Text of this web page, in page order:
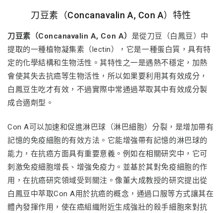
刀豆素（Concanavalin A, Con A）特性
刀豆素（Concanavalin A, Con A） 是從刀豆（白鳳豆）中
提取的一種植物凝集素（lectin），它是一種蛋白質，具有特
定的化學結構和生物活性。其特性之一是遇熱不穩定，加熱
會使其失去抗癌等生物活性，所以如果要利用其有效成分，
白鳳豆生吃才有效，不過實際中常通過萃取其中有效成分製
成合適劑型。
Con A可以加速和促進淋巴球（淋巴細胞）分裂，是增加帶有
記憶的免疫細胞的有效方法。它能增強帶有記憶的淋巴球的
能力，在抗癌方面具有重要意義。例如在相關研究中，它可
刺激免疫細胞增長、增強免疫力。並基於其對免疫細胞的作
用，在抗癌研究領域受到關注。像董大成教授的研究提出從
白鳳豆中萃取Con A用於抗癌的概念，通過口服等方式讓其在
體內發揮作用，使在癌組織附近生成強壯的殺手細胞來對抗